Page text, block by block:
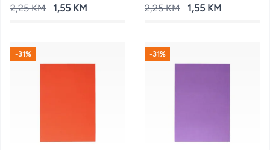
2,25 KM
1,55 KM
2,25 KM
1,55 KM
-31% -31%